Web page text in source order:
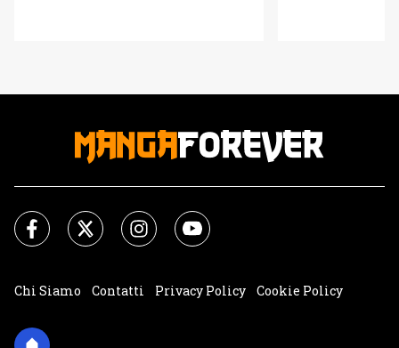
Chi Siamo Contatti Privacy Policy
Cookie Policy